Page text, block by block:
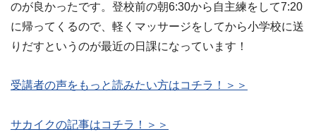
のが良かったです。登校前の朝6:30から自主練をして7:20
に帰ってくるので、軽くマッサージをしてから小学校に送
りだすというのが最近の日課になっています！
受講者の声をもっと読みたい方はコチラ！＞＞
サカイクの記事はコチラ！＞＞